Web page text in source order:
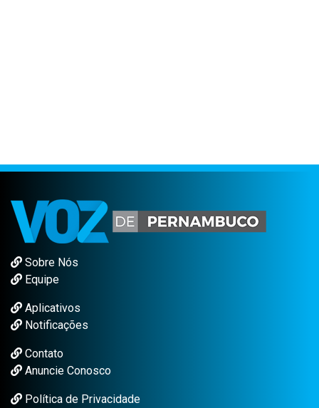
Sobre Nós
Equipe
Aplicativos
Notificações
Contato
Anuncie Conosco
Política de Privacidade